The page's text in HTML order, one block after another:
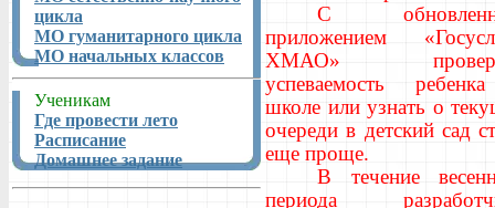
цикла
МО гуманитарного цикла
МО начальных классов
Ученикам
Где провести лето
Расписание
Домашнее задание
С
приложением
ХМАО»
успеваемость
школе или узнать о
очереди в детский сад
еще проще.
В течение
периода